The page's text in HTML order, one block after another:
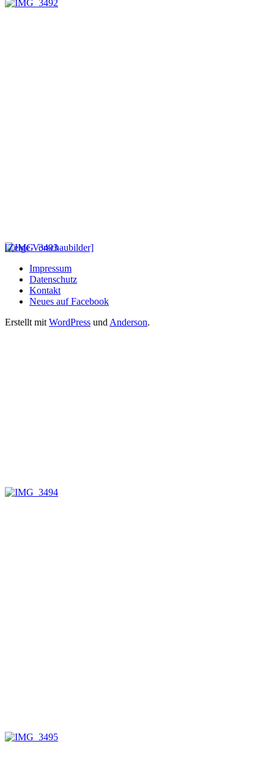
[Zeige Vorschaubilder]
Impressum
Datenschutz
Kontakt
Neues auf Facebook
Erstellt mit WordPress und Anderson.